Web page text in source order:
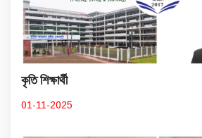
কৃতি শিক্ষার্থী
01-11-2025